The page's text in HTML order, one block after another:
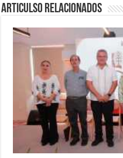
Articulso Relacionados